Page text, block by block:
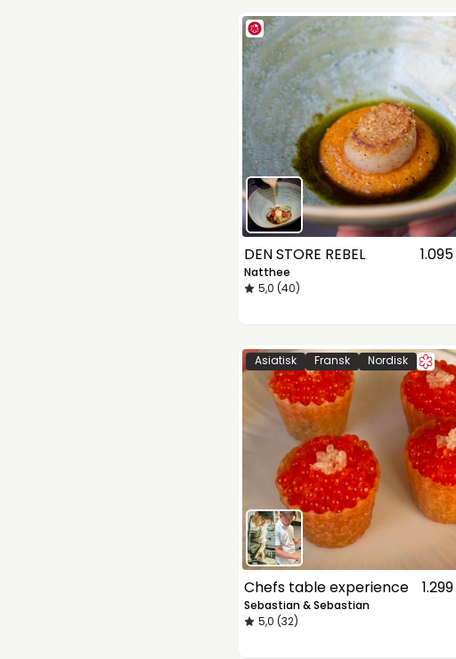
DEN STORE REBEL
Natthee
5,0 (40)
1.095
Asiatisk Fransk Nordisk
Chefs table experience
Sebastian & Sebastian
5,0 (32)
1.299